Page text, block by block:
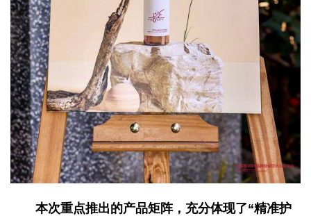
本次重点推出的产品矩阵，充分体现了“精准护